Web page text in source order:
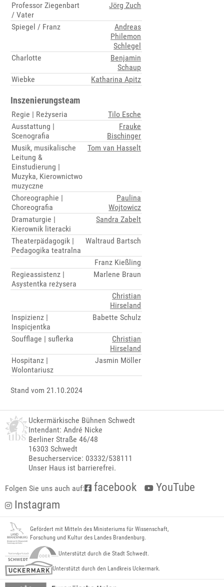
Professor Ziegenbart
/ Vater
Jörg Zuch
Spiegel / Franz
Andreas
Philemon
Schlegel
Charlotte
Benjamin
Schaup
Wiebke
Katharina Apitz
Inszenierungsteam
Regie | Reżyseria
Tilo Esche
Ausstattung |
Scenografia
Frauke
Bischinger
Musik, musikalische
Leitung &
Einstudierung |
Muzyka, Kierownictwo
muzyczne
Tom van Hasselt
Choreographie |
Choreografia
Paulina
Wojtowicz
Dramaturgie |
Kierownik literacki
Sandra Zabelt
Theaterpädagogik |
Pedagogika teatralna
Waltraud Bartsch
Franz Kießling
Regieassistenz |
Asystentka reżysera
Marlene Braun
Christian
Hirseland
Inspizienz |
Inspicjentka
Babette Schulz
Soufflage | suflerka
Christian
Hirseland
Hospitanz |
Wolontariusz
Jasmin Möller
Stand vom 21.10.2024
Uckermärkische Bühnen Schwedt
Intendant: André Nicke
Berliner Straße 46/48
16303 Schwedt
Besucherservice: 03332/538111
Unser Haus ist barrierefrei.
Folgen Sie uns auch auf: facebook
YouTube
Instagram
Gefördert mit Mitteln des Ministeriums für Wissenschaft,
Forschung und Kultur des Landes Brandenburg.
Unterstützt durch die Stadt Schwedt.
Unterstützt durch den Landkreis Uckermark.